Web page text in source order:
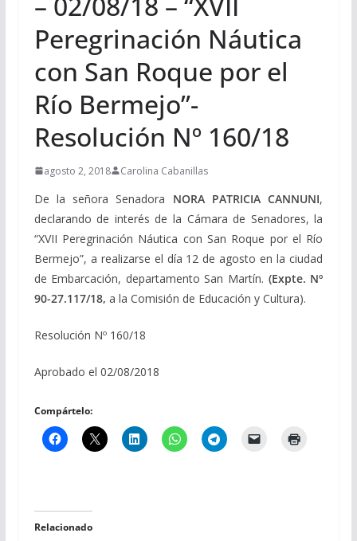
Peregrinación Náutica
con San Roque por el
Río Bermejo”-
Resolución Nº 160/18
agosto 2, 2018 Carolina Cabanillas
De la señora Senadora NORA PATRICIA CANNUNI,
declarando de interés de la Cámara de Senadores, la
“XVII Peregrinación Náutica con San Roque por el Río
Bermejo”, a realizarse el día 12 de agosto en la ciudad
de Embarcación, departamento San Martín. (Expte. Nº
90-27.117/18, a la Comisión de Educación y Cultura).
Resolución Nº 160/18
Aprobado el 02/08/2018
Compártelo:
Relacionado